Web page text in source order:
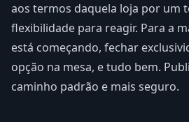
aos termos daquela loja por um
flexibilidade para reagir. Para a
está começando, fechar
opção na mesa, e tudo bem.
caminho padrão e mais seguro.